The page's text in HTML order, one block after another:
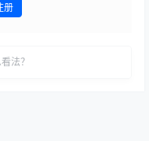
册
法？